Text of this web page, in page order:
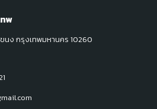
พ
นง กรุงเทพมหานคร 10260